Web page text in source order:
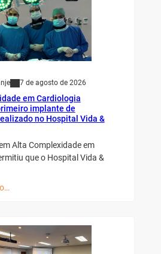
7 de agosto de 2026
em Cardiologia
implante de
no Hospital Vida &
Alta Complexidade em
que o Hospital Vida &